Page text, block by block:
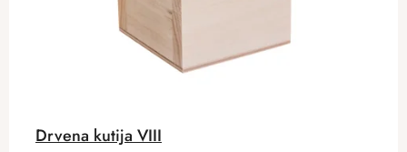
Drvena kutija VIII